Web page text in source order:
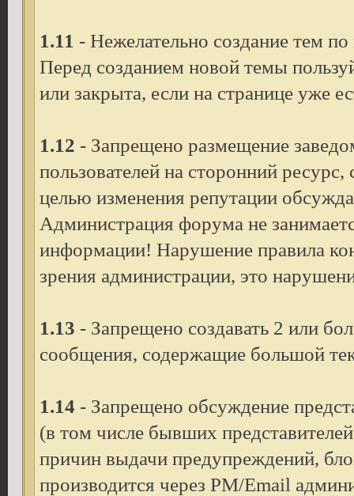
1.11 - Нежелательно создание тем
Перед созданием новой темы
или закрыта, если на странице уже
1.12 - Запрещено размещение
пользователей на сторонний
целью изменения репутации
Администрация форума не
информации! Нарушение правила
зрения администрации, это
1.13 - Запрещено создавать 2 или
сообщения, содержащие большой
1.14 - Запрещено обсуждение
(в том числе бывших
причин выдачи предупреждений,
производится через PM/Email